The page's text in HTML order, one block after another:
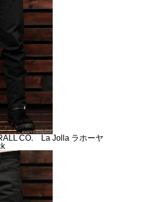
CO. La Jolla ラホーヤ